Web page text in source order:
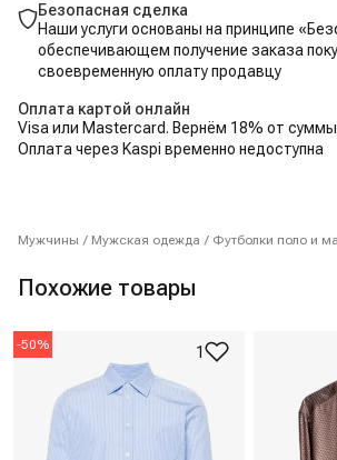
Безопасная сделка
Наши услуги основаны на принципе
обеспечивающем получение заказа
своевременную оплату продавцу
Оплата картой онлайн
Visa или Mastercard. Вернём 18% от
Оплата через Kaspi временно недоступна
Мужчины / Мужская одежда / Футболки поло и
Похожие товары
-50% 1